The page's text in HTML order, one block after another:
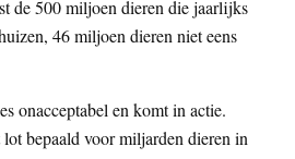
de 500 miljoen dieren die jaarlijks
46 miljoen dieren niet eens
onacceptabel en komt in actie.
bepaald voor miljarden dieren in